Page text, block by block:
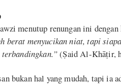
menutup renungan ini dengan
berat menyucikan niat, tapi
(Ṣaid Al-Khāṭir,
bukan hal yang mudah, tapi ia